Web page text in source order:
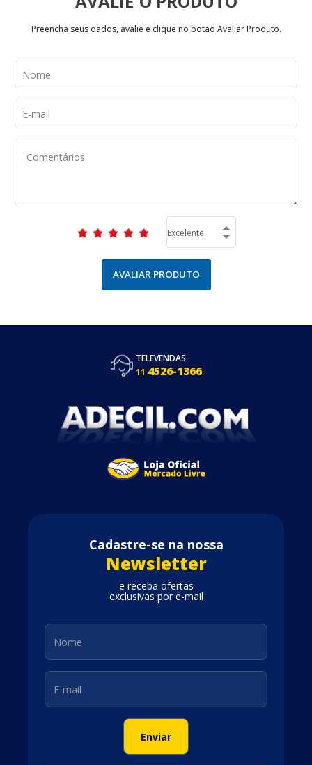
Preencha seus dados, avalie e clique no botão Avaliar Produto.
AVALIAR PRODUTO
TELEVENDAS
11 4526-1366
Cadastre-se na nossa
Newsletter
e receba ofertas
exclusivas por e-mail